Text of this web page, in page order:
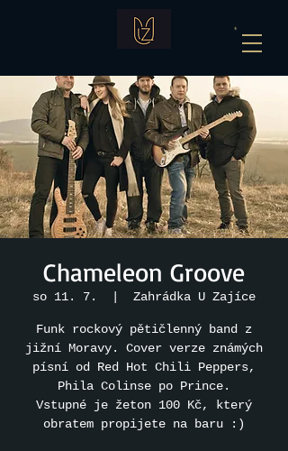
Chameleon Groove
so 11. 7. Zahrádka U Zajíce
Funk rockový pětičlenný band z
jižní Moravy. Cover verze známých
písní od Red Hot Chili Peppers,
Phila Colinse po Prince.
Vstupné je žeton 100 Kč, který
obratem propijete na baru :)